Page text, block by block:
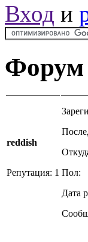
Вход и
Форум
reddish
Репутация: 1 Пол:
Дата